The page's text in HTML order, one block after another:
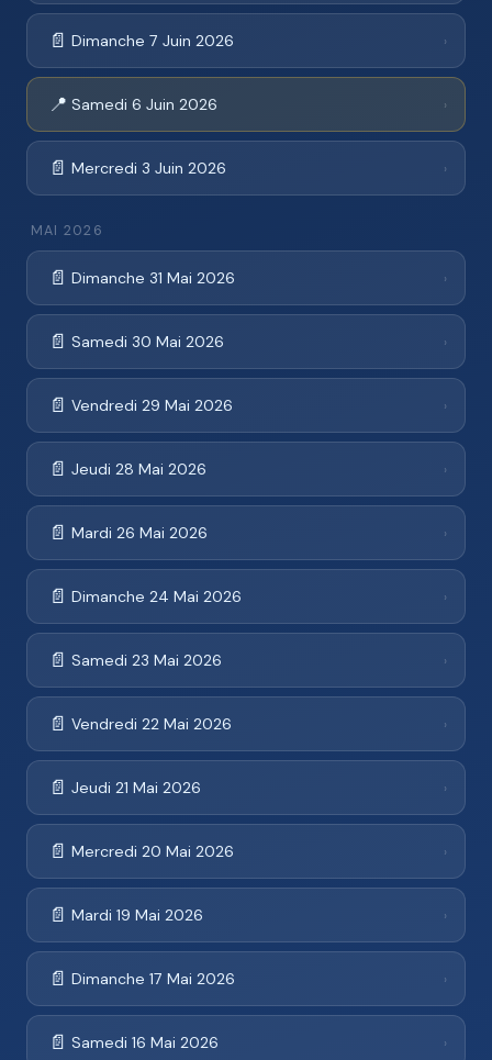
📄 Dimanche 7 Juin 2026 ›
📍 Samedi 6 Juin 2026 ›
📄 Mercredi 3 Juin 2026 ›
MAI 2026
📄 Dimanche 31 Mai 2026 ›
📄 Samedi 30 Mai 2026 ›
📄 Vendredi 29 Mai 2026 ›
📄 Jeudi 28 Mai 2026 ›
📄 Mardi 26 Mai 2026 ›
📄 Dimanche 24 Mai 2026 ›
📄 Samedi 23 Mai 2026 ›
📄 Vendredi 22 Mai 2026 ›
📄 Jeudi 21 Mai 2026 ›
📄 Mercredi 20 Mai 2026 ›
📄 Mardi 19 Mai 2026 ›
📄 Dimanche 17 Mai 2026 ›
📄 Samedi 16 Mai 2026 ›